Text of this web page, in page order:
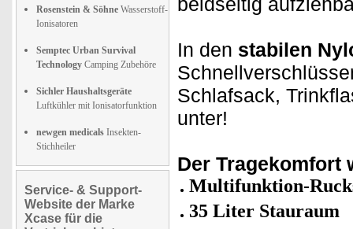
Rosenstein & Söhne Wasserstoff-
Ionisatoren
Semptec Urban Survival
Technology Camping Zubehöre
Sichler Haushaltsgeräte
Luftkühler mit Ionisatorfunktion
newgen medicals Insekten-
Stichheiler
Service- & Support-
Website der Marke
Xcase für die
In den stabilen
Schlafsack,
unter!
Der Tragekomfort
Multifunktion-
35 Liter Stauraum